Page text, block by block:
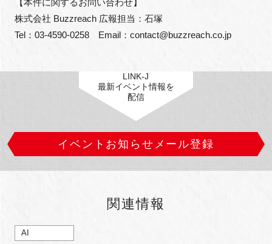
【本件に関するお問い合わせ】
株式会社 Buzzreach 広報担当：石塚
Tel：03-4590-0258　Email：contact@buzzreach.co.jp
LINK-J
最新イベント情報を
配信
イベントお知らせメール登録
関連情報
AI